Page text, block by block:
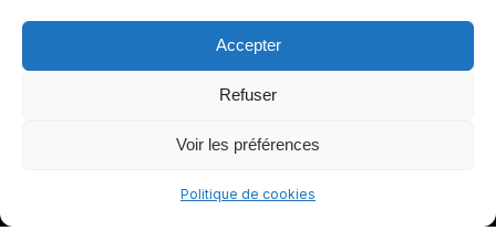
Accepter
Refuser
Voir les préférences
Politique de cookies